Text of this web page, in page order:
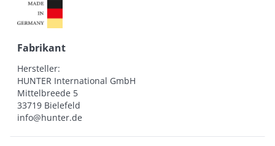
Fabrikant
Hersteller:
HUNTER International GmbH
Mittelbreede 5
33719 Bielefeld
info@hunter.de